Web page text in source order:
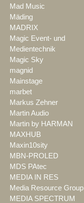
Mad Music
Mäding
MADRIX
Magic Event- und
Medientechnik
Magic Sky
magnid
Mainstage
marbet
Markus Zehner
Martin Audio
Martin by HARMAN
MAXHUB
Maxin10sity
MBN-PROLED
MDS PAtec
MEDIA IN RES
Media Resource Group
MEDIA SPECTRUM